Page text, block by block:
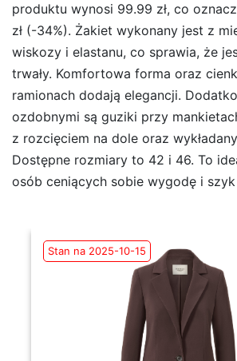
produktu wynosi 99.99 zł, co
zł (-34%). Żakiet wykonany jest z
wiskozy i elastanu, co sprawia, że
trwały. Komfortowa forma oraz
ramionach dodają elegancji.
ozdobnymi są guziki przy
z rozcięciem na dole oraz
Dostępne rozmiary to 42 i 46. To
osób ceniących sobie wygodę i
Stan na 2025-10-15